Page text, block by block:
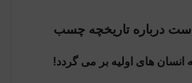
درباره تاریخچه چسب
انسان های اولیه بر می گردد!